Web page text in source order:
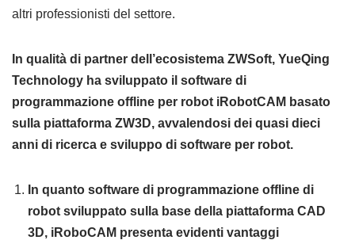
altri professionisti del settore.
In qualità di partner dell’ecosistema ZWSoft, YueQing
Technology ha sviluppato il software di
programmazione offline per robot iRobotCAM basato
sulla piattaforma ZW3D, avvalendosi dei quasi dieci
anni di ricerca e sviluppo di software per robot.
In quanto software di programmazione offline di
robot sviluppato sulla base della piattaforma CAD
3D, iRoboCAM presenta evidenti vantaggi